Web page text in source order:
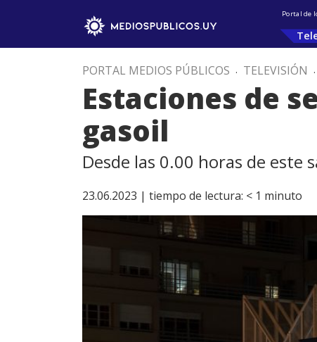
Portal de
PORTAL MEDIOS PÚBLICOS . TELEVISIÓN .
Estaciones de
gasoil
Desde las 0.00 horas de este
23.06.2023 | tiempo de lectura: < 1 minuto